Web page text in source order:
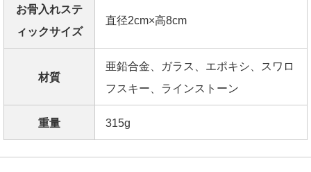
お骨入れステ
ィックサイズ
直径2cm×高8cm
材質
亜鉛合金、ガラス、エポキシ、スワロ
フスキー、ラインストーン
重量 315g